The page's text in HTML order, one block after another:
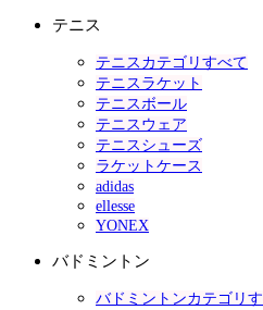
テニス
テニスカテゴリすべて
テニスラケット
テニスボール
テニスウェア
テニスシューズ
ラケットケース
adidas
ellesse
YONEX
バドミントン
バドミントンカテゴリ